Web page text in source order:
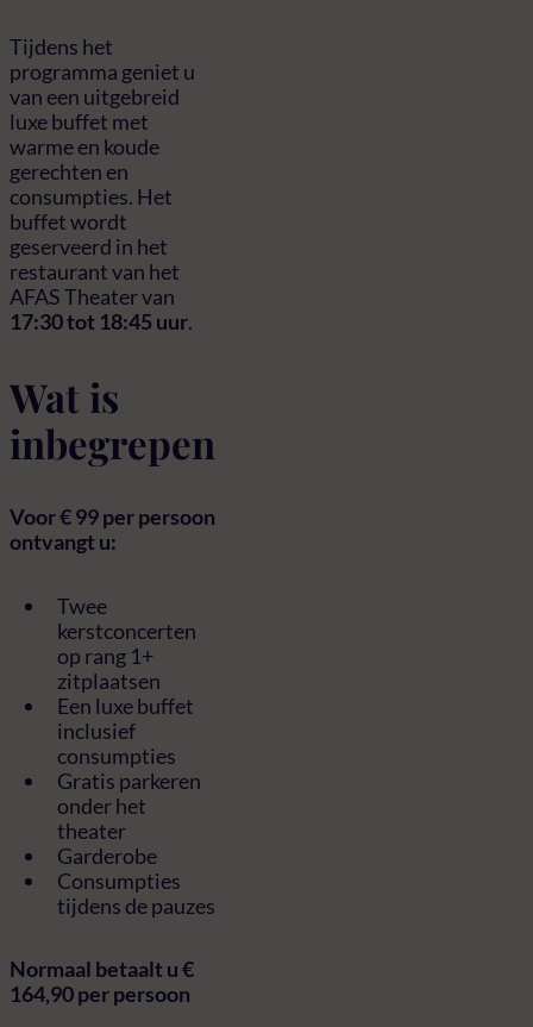
Tijdens het
programma geniet u
van een uitgebreid
luxe buffet met
warme en koude
gerechten en
consumpties. Het
buffet wordt
geserveerd in het
restaurant van het
AFAS Theater van
17:30 tot 18:45 uur.
Wat is
inbegrepen
Voor € 99 per persoon
ontvangt u:
Twee
kerstconcerten
op rang 1+
zitplaatsen
Een luxe buffet
inclusief
consumpties
Gratis parkeren
onder het
theater
Garderobe
Consumpties
tijdens de pauzes
Normaal betaalt u €
164,90 per persoon